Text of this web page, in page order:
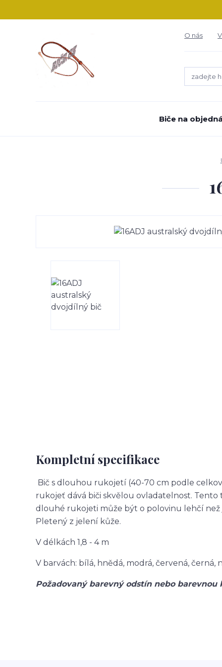
O nás
Biče na
Kompletní specifikace
Bič s dlouhou rukojetí (40-70 cm podle
rukojeť dává biči skvělou ovladatelnost.
dlouhé rukojeti může být o polovinu lehčí než
Pletený z jelení kůže.
V délkách 1,8 - 4 m
V barvách: bílá, hnědá, modrá, červená, černá,
Požadovaný barevný odstín nebo